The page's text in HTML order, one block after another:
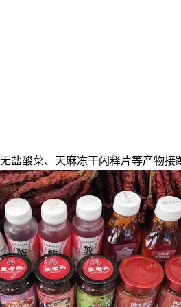
盐酸菜、天麻冻干闪释片等产物接